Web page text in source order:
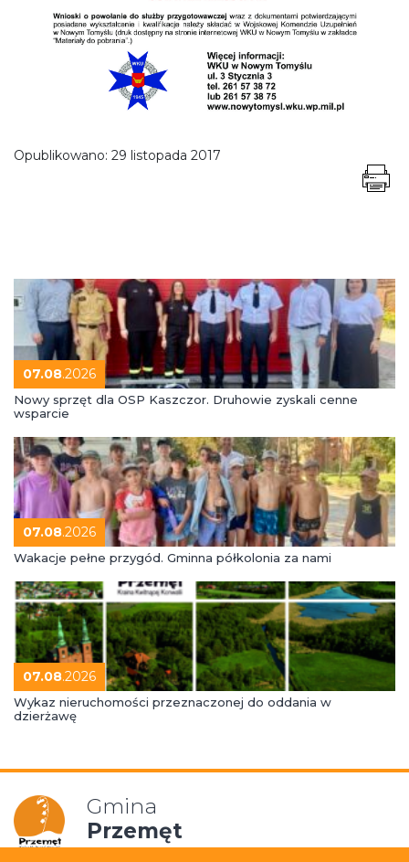
Opublikowano: 29 listopada 2017
07.08.2026
Nowy sprzęt dla OSP Kaszczor. Druhowie zyskali cenne
wsparcie
07.08.2026
Wakacje pełne przygód. Gminna półkolonia za nami
07.08.2026
Wykaz nieruchomości przeznaczonej do oddania w
dzierżawę
Gmina
Przemęt